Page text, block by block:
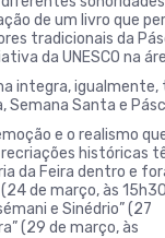
de um livro que
tradicionais da
da UNESCO na
integra, igualmente,
Semana Santa e
e o realismo
históricas
da Feira dentro e
(24 de março, às
e Sinédrio” (27
(29 de março, às